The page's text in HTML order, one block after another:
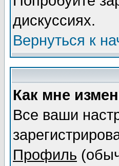
дискуссиях.
Вернуться к
Как мне
Все ваши
Профиль